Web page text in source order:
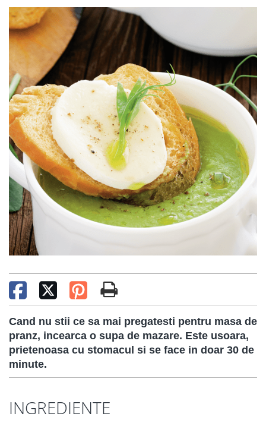
Cand nu stii ce sa mai pregatesti pentru masa de
pranz, incearca o supa de mazare. Este usoara,
prietenoasa cu stomacul si se face in doar 30 de
minute.
INGREDIENTE